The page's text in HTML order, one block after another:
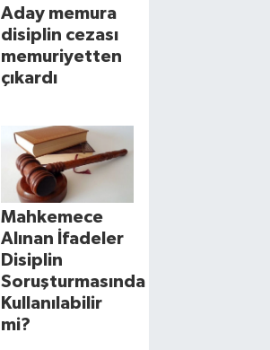
Aday memura
disiplin cezası
memuriyetten
çıkardı
Mahkemece
Alınan İfadeler
Disiplin
Soruşturmasında
Kullanılabilir
mi?